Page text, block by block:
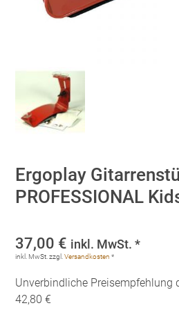
Ergoplay
PROFESSIONAL
37,00 € inkl. MwSt. *
inkl. MwSt. zzgl.Versandkosten *
Unverbindliche Preisempfehlung
42,80 €